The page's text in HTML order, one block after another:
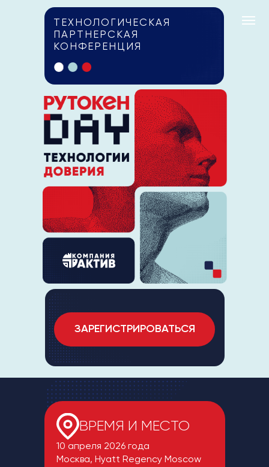
ТЕХНОЛОГИЧЕСКАЯ
ПАРТНЕРСКАЯ
КОНФЕРЕНЦИЯ
ЗАРЕГИСТРИРОВАТЬСЯ
ВРЕМЯ И МЕСТО
10 апреля 2026 года
Москва, Hyatt Regency Moscow